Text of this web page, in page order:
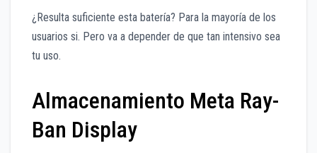
¿Resulta suficiente esta batería? Para la mayoría de los
usuarios si. Pero va a depender de que tan intensivo sea
tu uso.
Almacenamiento Meta Ray-
Ban Display